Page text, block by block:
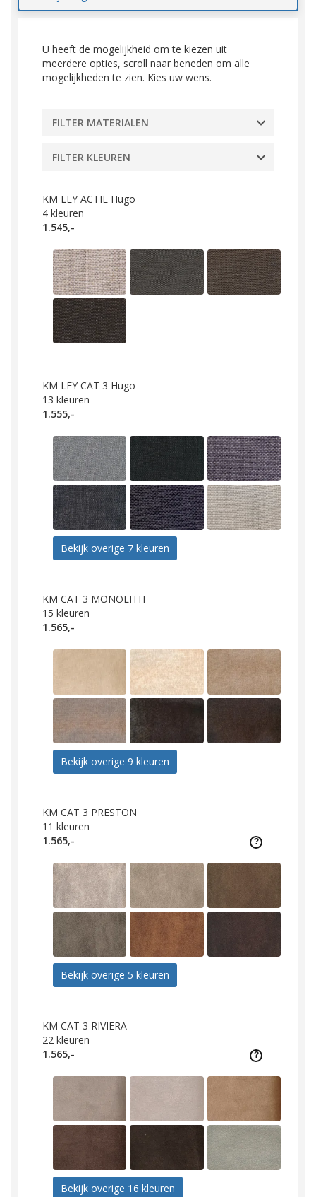
U heeft de mogelijkheid om te kiezen uit
meerdere opties, scroll naar beneden om alle
mogelijkheden te zien. Kies uw wens.
FILTER MATERIALEN
FILTER KLEUREN
KM LEY ACTIE Hugo
4 kleuren
1.545,-
KM LEY CAT 3 Hugo
13 kleuren
1.555,-
Bekijk overige 7 kleuren
KM CAT 3 MONOLITH
15 kleuren
1.565,-
Bekijk overige 9 kleuren
KM CAT 3 PRESTON
11 kleuren
1.565,-
Bekijk overige 5 kleuren
KM CAT 3 RIVIERA
22 kleuren
1.565,-
Bekijk overige 16 kleuren